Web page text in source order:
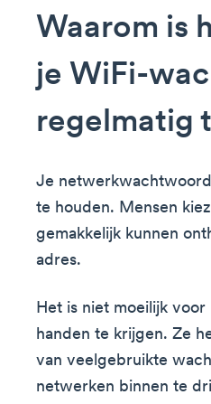
Waarom is
je WiFi-
regelmatig
Je
te houden. Mensen
gemakkelijk kunnen
adres.
Het is niet moeilijk
handen te krijgen. Ze
van veelgebruikte
netwerken binnen te